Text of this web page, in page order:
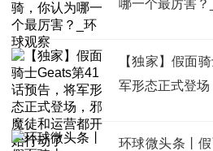
哪一个最厉害
【独家】假面
军形态正式登
环球微头条丨